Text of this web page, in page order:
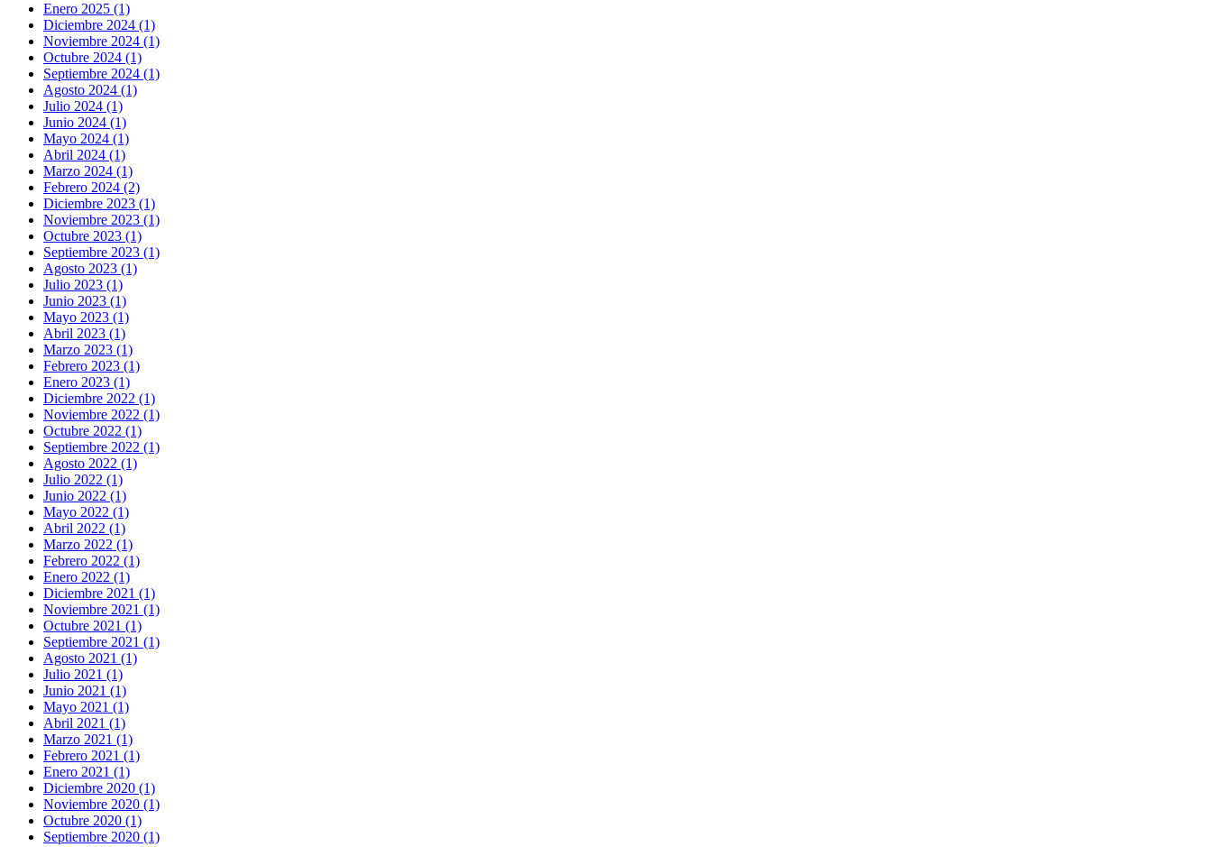
Enero 2025 (1)
Diciembre 2024 (1)
Noviembre 2024 (1)
Octubre 2024 (1)
Septiembre 2024 (1)
Agosto 2024 (1)
Julio 2024 (1)
Junio 2024 (1)
Mayo 2024 (1)
Abril 2024 (1)
Marzo 2024 (1)
Febrero 2024 (2)
Diciembre 2023 (1)
Noviembre 2023 (1)
Octubre 2023 (1)
Septiembre 2023 (1)
Agosto 2023 (1)
Julio 2023 (1)
Junio 2023 (1)
Mayo 2023 (1)
Abril 2023 (1)
Marzo 2023 (1)
Febrero 2023 (1)
Enero 2023 (1)
Diciembre 2022 (1)
Noviembre 2022 (1)
Octubre 2022 (1)
Septiembre 2022 (1)
Agosto 2022 (1)
Julio 2022 (1)
Junio 2022 (1)
Mayo 2022 (1)
Abril 2022 (1)
Marzo 2022 (1)
Febrero 2022 (1)
Enero 2022 (1)
Diciembre 2021 (1)
Noviembre 2021 (1)
Octubre 2021 (1)
Septiembre 2021 (1)
Agosto 2021 (1)
Julio 2021 (1)
Junio 2021 (1)
Mayo 2021 (1)
Abril 2021 (1)
Marzo 2021 (1)
Febrero 2021 (1)
Enero 2021 (1)
Diciembre 2020 (1)
Noviembre 2020 (1)
Octubre 2020 (1)
Septiembre 2020 (1)